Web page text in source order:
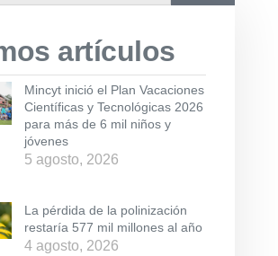
artículos
Mincyt inició el Plan Vacaciones
Científicas y Tecnológicas 2026
para más de 6 mil niños y
jóvenes
5 agosto, 2026
La pérdida de la polinización
restaría 577 mil millones al año
4 agosto, 2026